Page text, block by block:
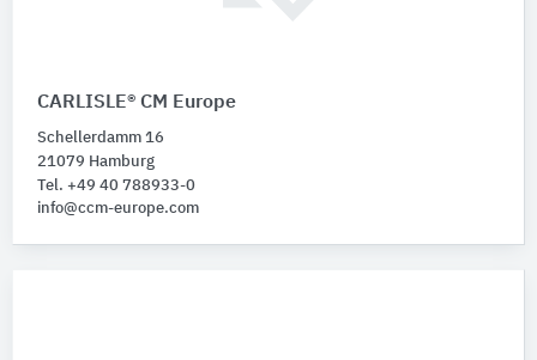
CARLISLE® CM Europe
Schellerdamm 16
21079 Hamburg
Tel. +49 40 788933-0
info@ccm-europe.com